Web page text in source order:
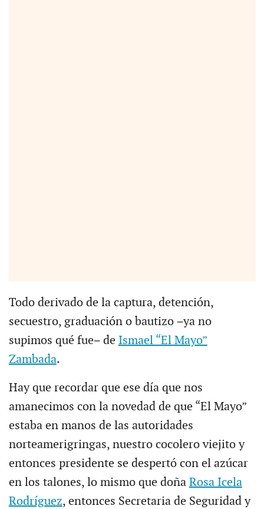
Todo derivado de la captura, detención,
secuestro, graduación o bautizo −ya no
supimos qué fue− de Ismael “El Mayo”
Zambada.
Hay que recordar que ese día que nos
amanecimos con la novedad de que “El Mayo”
estaba en manos de las autoridades
norteamerigringas, nuestro cocolero viejito y
entonces presidente se despertó con el azúcar
en los talones, lo mismo que doña Rosa Icela
Rodríguez, entonces Secretaria de Seguridad y